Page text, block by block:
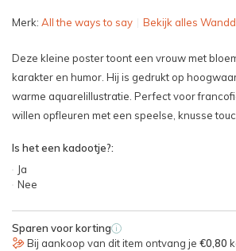
Merk: All the ways to say Bekijk alles
Deze kleine poster toont een vrouw met
karakter en humor. Hij is gedrukt op
warme aquarelillustratie. Perfect voor
willen opfleuren met een speelse, knusse
Is het een kadootje?:
Ja
Nee
Sparen voor korting i
Bij aankoop van dit item ontvang je €0,80